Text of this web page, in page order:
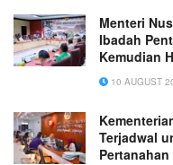
Menteri
Ibadah
Kemudian
10 AUGUST
Terjadwal
Pertanahan